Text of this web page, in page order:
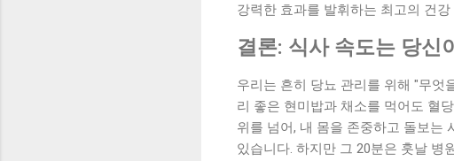
강력한 효과를 발휘하는 최고의 건강
결론: 식사 속도는 당신
우리는 흔히 당뇨 관리를 위해 "무엇
리 좋은 현미밥과 채소를 먹어도 혈
위를 넘어, 내 몸을 존중하고 돌보는
있습니다. 하지만 그 20분은 훗날 병